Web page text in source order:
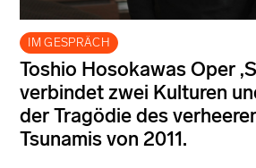
IM GESPRÄCH
Toshio Hosokawas Oper
verbindet zwei Kulturen
der Tragödie des
Tsunamis von 2011.